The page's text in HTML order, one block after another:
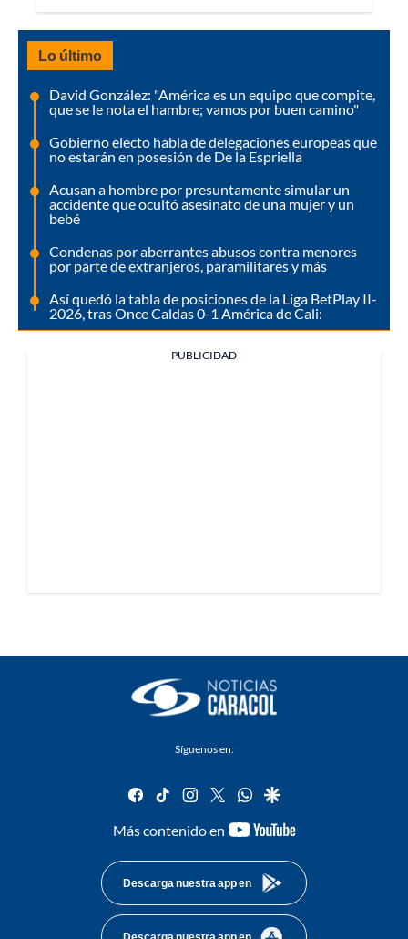
Lo último
David González: "América es un equipo que compite,
que se le nota el hambre; vamos por buen camino"
Gobierno electo habla de delegaciones europeas que
no estarán en posesión de De la Espriella
Acusan a hombre por presuntamente simular un
accidente que ocultó asesinato de una mujer y un
bebé
Condenas por aberrantes abusos contra menores
por parte de extranjeros, paramilitares y más
Así quedó la tabla de posiciones de la Liga BetPlay II-
2026, tras Once Caldas 0-1 América de Cali:
PUBLICIDAD
Síguenos en:
facebook
tiktok instagram
twitterwhatsapp
google
Más contenido en
youtube-
Descarga nuestra app en